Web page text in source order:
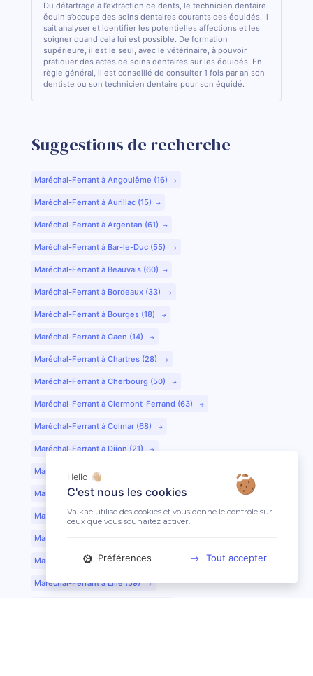
Du détartrage à l’extraction de dents, le technicien dentaire
équin s’occupe des soins dentaires courants des équidés. Il
sait analyser et identifier les potentielles affections et les
soigner quand cela lui est possible. De formation
supérieure, il est le seul, avec le vétérinaire, à pouvoir
pratiquer des actes de soins dentaires sur les équidés. En
règle général, il est conseillé de consulter 1 fois par an son
dentiste ou son technicien dentaire pour son équidé.
Suggestions de recherche
Maréchal-Ferrant à Angoulême (16)
Maréchal-Ferrant à Aurillac (15)
Maréchal-Ferrant à Argentan (61)
Maréchal-Ferrant à Bar-le-Duc (55)
Maréchal-Ferrant à Beauvais (60)
Maréchal-Ferrant à Bordeaux (33)
Maréchal-Ferrant à Bourges (18)
Maréchal-Ferrant à Caen (14)
Maréchal-Ferrant à Chartres (28)
Maréchal-Ferrant à Cherbourg (50)
Maréchal-Ferrant à Clermont-Ferrand (63)
Maréchal-Ferrant à Colmar (68)
Maréchal-Ferrant à Dijon (21)
Maréchal-Ferrant à Evreux (27)
Maréchal-Ferrant à Fontainebleau (77)
Maréchal-Ferrant à Grenoble (38)
Maréchal-Ferrant à Guéret (23)
Maréchal-Ferrant au Mans (72)
Maréchal-Ferrant à Lille (59)
Hello 👋🏼
C'est nous les cookies
Valkae utilise des cookies et vous donne le contrôle sur
ceux que vous souhaitez activer.
Préférences Tout accepter